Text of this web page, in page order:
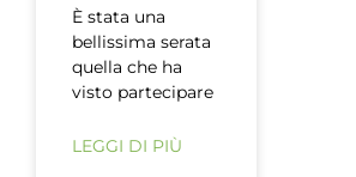
È stata una
bellissima serata
quella che ha
visto partecipare
LEGGI DI PIÙ